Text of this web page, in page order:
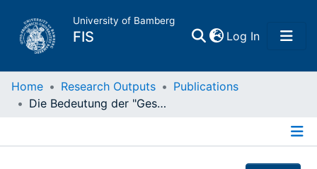
University of Bamberg
FIS Log In(current)
Home
Home Research Outputs
Publications
Die Bedeutung der "Geschichtlichkeit" für die Geisteswissenschaftliche Pädagogik